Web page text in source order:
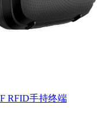
RFID手持终端